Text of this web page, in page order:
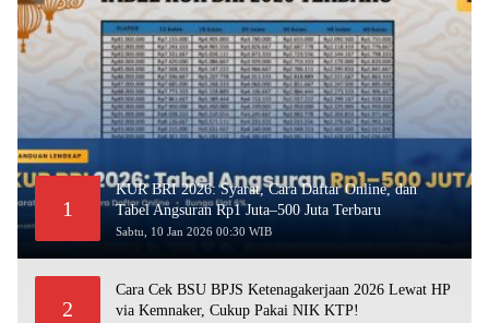
1
KUR BRI 2026: Syarat, Cara Daftar Online, dan
Tabel Angsuran Rp1 Juta–500 Juta Terbaru
Sabtu, 10 Jan 2026 00:30 WIB
2
Cara Cek BSU BPJS Ketenagakerjaan 2026 Lewat HP
via Kemnaker, Cukup Pakai NIK KTP!